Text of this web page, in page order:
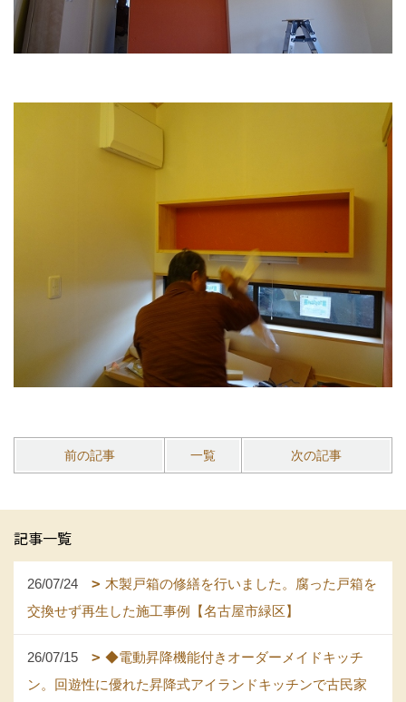
前の記事 一覧 次の記事
記事一覧
26/07/24
木製戸箱の修繕を行いました。腐った戸箱を
交換せず再生した施工事例【名古屋市緑区】
26/07/15
◆電動昇降機能付きオーダーメイドキッチ
ン。回遊性に優れた昇降式アイランドキッチンで古民家